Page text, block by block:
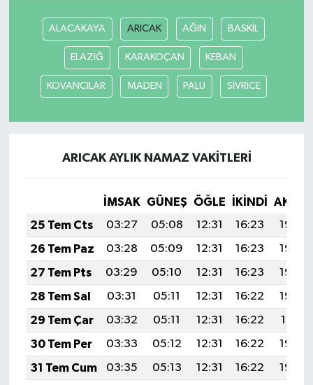
ALACAKAYA ARICAK AĞIN BASKİL
ELAZIĞ KARAKOÇAN KEBAN
KOVANCILAR MADEN PALU SİVRİCE
ARICAK AYLIK NAMAZ VAKITLERI
İMSAK GÜNEŞ ÖĞLE İKINDI
25 Tem Cts
03:27 05:08 12:31 16:23
19:44
26 Tem Paz
03:28 05:09 12:31 16:23
19:43
27 Tem Pts
03:29 05:10 12:31 16:23
19:42
28 Tem Sal
03:31 05:11 12:31 16:22
19:42
29 Tem Çar
03:32 05:11 12:31 16:22
19:41
30 Tem Per
03:33 05:12 12:31 16:22
19:40
31 Tem Cum
03:35 05:13 12:31 16:22
19:39
Akhisar Emlak
Ülke